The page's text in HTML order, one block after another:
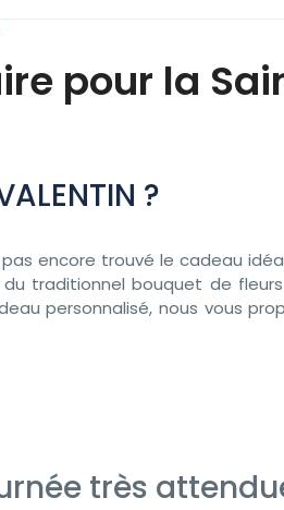
pour la
?
encore trouvé le cadeau
traditionnel bouquet de
personnalisé, nous vous
très